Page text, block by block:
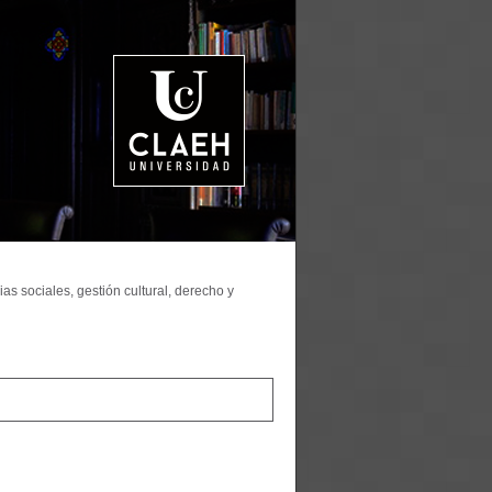
sociales, gestión cultural, derecho y